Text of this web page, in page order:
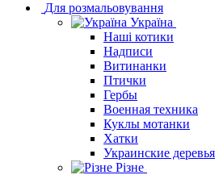
Для розмальовування
Україна
Наші котики
Надписи
Витинанки
Птички
Гербы
Военная техника
Куклы мотанки
Хатки
Украинские деревья
Різне